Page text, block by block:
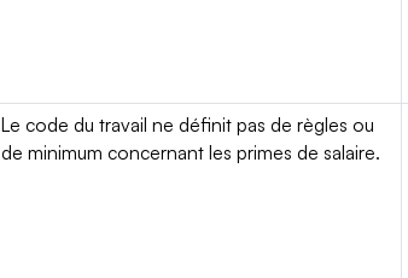
Le code du travail ne définit pas de règles ou
de minimum concernant les primes de salaire.